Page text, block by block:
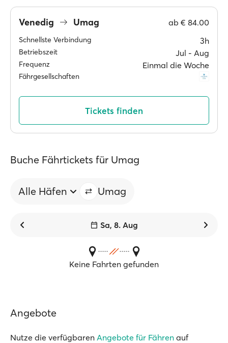
Venedig Umag ab € 84.00
Schnellste Verbindung 3h
Betriebszeit Jul ‐ Aug
Frequenz Einmal die Woche
Fährgesellschaften
Tickets finden
Buche Fährtickets für Umag
Alle Häfen Umag
Sa, 8. Aug
Keine Fahrten gefunden
Angebote
Nutze die verfügbaren Angebote für Fähren auf